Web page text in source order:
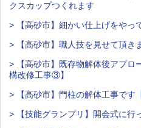
クスカップつくれます
> 【高砂市】細かい仕上げをやっ
> 【高砂市】職人技を見せて頂き
> 【高砂市】既存物解体後アプロ
構改修工事③】
> 【高砂市】門柱の解体工事です
> 【技能グランプリ】開会式に行